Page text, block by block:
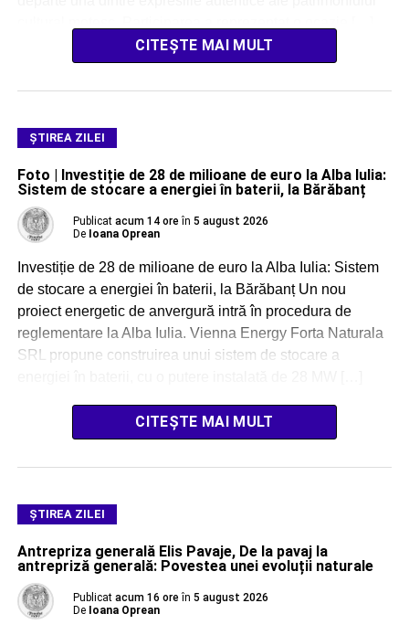
CITEȘTE MAI MULT
ŞTIREA ZILEI
Foto | Investiție de 28 de milioane de euro la Alba Iulia:
Sistem de stocare a energiei în baterii, la Bărăbanț
Publicat acum 14 ore în 5 august 2026
De Ioana Oprean
Investiție de 28 de milioane de euro la Alba Iulia: Sistem
de stocare a energiei în baterii, la Bărăbanț Un nou
proiect energetic de anvergură intră în procedura de
reglementare la Alba Iulia. Vienna Energy Forta Naturala
SRL propune construirea unui sistem de stocare a
CITEȘTE MAI MULT
ŞTIREA ZILEI
Antrepriza generală Elis Pavaje, De la pavaj la
antrepriză generală: Povestea unei evoluții naturale
Publicat acum 16 ore în 5 august 2026
De Ioana Oprean